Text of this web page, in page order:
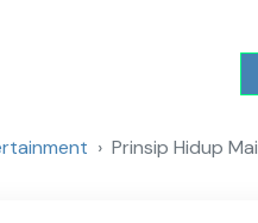
Prinsip Hidup